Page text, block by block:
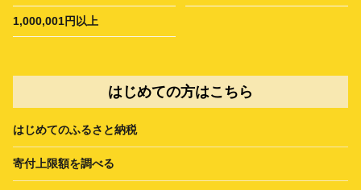
1,000,001円以上
はじめての方はこちら
はじめてのふるさと納税
寄付上限額を調べる